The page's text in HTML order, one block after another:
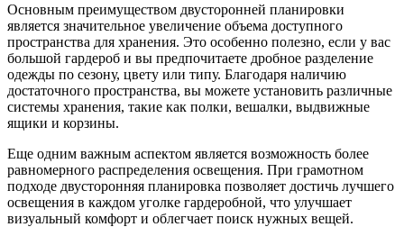
Основным преимуществом двусторонней планировки
является значительное увеличение объема доступного
пространства для хранения. Это особенно полезно, если у вас
большой гардероб и вы предпочитаете дробное разделение
одежды по сезону, цвету или типу. Благодаря наличию
достаточного пространства, вы можете установить различные
системы хранения, такие как полки, вешалки, выдвижные
ящики и корзины.
Еще одним важным аспектом является возможность более
равномерного распределения освещения. При грамотном
подходе двусторонняя планировка позволяет достичь лучшего
освещения в каждом уголке гардеробной, что улучшает
визуальный комфорт и облегчает поиск нужных вещей.